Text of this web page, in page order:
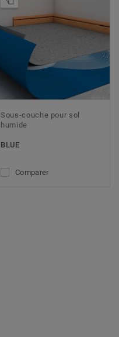
Sous-couche pour sol
humide
BLUE
Comparer